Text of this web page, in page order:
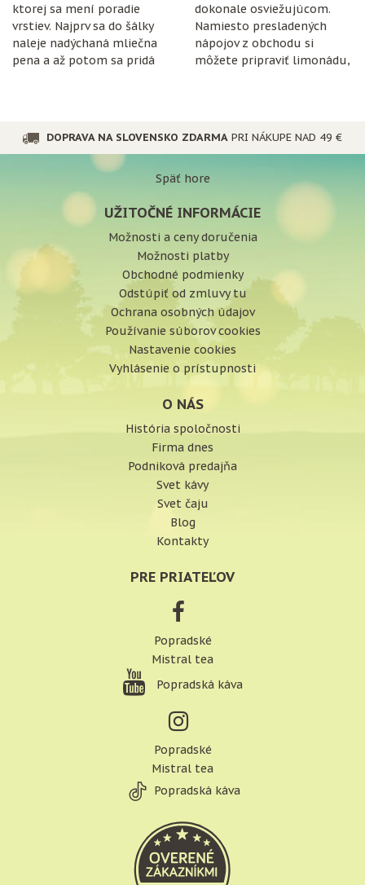
ktorej sa mení poradie
vrstiev. Najprv sa do šálky
naleje nadýchaná mliečna
pena a až potom sa pridá
dokonale osviežujúcom.
Namiesto presladených
nápojov z obchodu si
môžete pripraviť limonádu,
DOPRAVA NA SLOVENSKO ZDARMA PRI NÁKUPE NAD 49 €
Späť hore
UŽITOČNÉ INFORMÁCIE
Možnosti a ceny doručenia
Možnosti platby
Obchodné podmienky
Odstúpiť od zmluvy tu
Ochrana osobných údajov
Používanie súborov cookies
Nastavenie cookies
Vyhlásenie o prístupnosti
O NÁS
História spoločnosti
Firma dnes
Podniková predajňa
Svet kávy
Svet čaju
Blog
Kontakty
PRE PRIATEĽOV
Popradské
Mistral tea
Popradská káva
Popradské
Mistral tea
Popradská káva